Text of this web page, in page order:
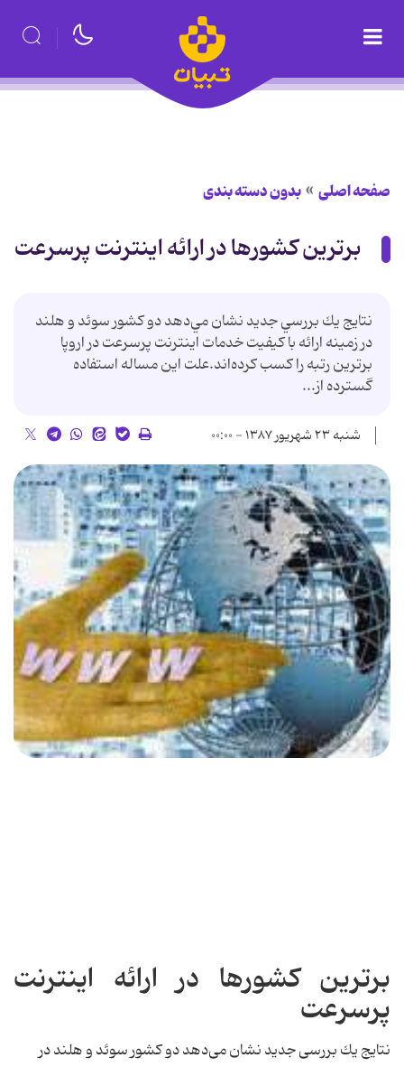
صفحه اصلی بدون دسته بندی
برترين كشورها در ارائه اينترنت پرسرعت
نتايج يك بررسي جديد نشان مي‌دهد دو كشور سوئد و هلند
در زمينه ارائه با كيفيت خدمات اينترنت پرسرعت در اروپا
برترين رتبه را كسب كرده‌اند.علت اين مساله استفاده
گسترده از...
شنبه ۲۳ شهریور ۱۳۸۷ - ۰۰:۰۰
برترین كشورها در ارائه اینترنت
پرسرعت
نتایج یك بررسی جدید نشان می‌دهد دو كشور سوئد و هلند در